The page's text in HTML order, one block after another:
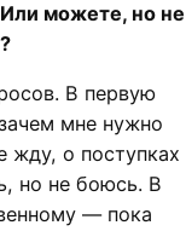
можете, но не
В первую
мне нужно
жду, о поступках
но не боюсь. В
— пока